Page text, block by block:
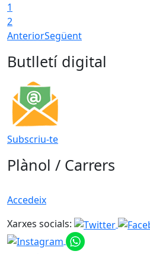
1
2
AnteriorSegüent
Butlletí digital
Subscriu-te
Plànol / Carrers
Accedeix
Xarxes socials: